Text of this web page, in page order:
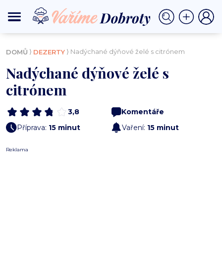
DOMŮ ⟩ DEZERTY ⟩ Nadýchané dýňové želé s citrónem
Nadýchané dýňové želé s
citrónem
3,8
Komentáře
Příprava: 15 minut Vaření: 15 minut
Reklama